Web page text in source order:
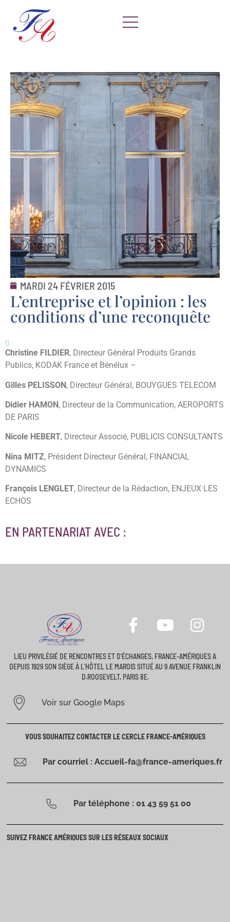
MARDI 24 FÉVRIER 2015
L’entreprise et l’opinion : les
conditions d’une reconquête
Christine FILDIER, Directeur Général Produits Grands
Publics, KODAK France et Bénélux –
Gilles PELISSON, Directeur Général, BOUYGUES TELECOM
Didier HAMON, Directeur de la Communication, AEROPORTS
DE PARIS
Nicole HEBERT, Directeur Associé, PUBLICIS CONSULTANTS
Nina MITZ, Président Directeur Général, FINANCIAL
DYNAMICS
François LENGLET, Directeur de la Rédaction, ENJEUX LES
ECHOS
EN PARTENARIAT AVEC :
LIEU PRIVILÉGIÉ DE RENCONTRES ET D’ÉCHANGES, FRANCE-AMÉRIQUES A
DEPUIS 1929 SON SIÈGE À L’HÔTEL LE MAROIS SITUÉ AU 9 AVENUE FRANKLIN
D.ROOSEVELT, PARIS 8E.
Voir sur Google Maps
VOUS SOUHAITEZ CONTACTER LE CERCLE FRANCE-AMÉRIQUES
Par courriel : Accueil-fa@france-ameriques.fr
Par téléphone : 01 43 59 51 00
SUIVEZ FRANCE AMÉRIQUES SUR LES RÉSEAUX SOCIAUX